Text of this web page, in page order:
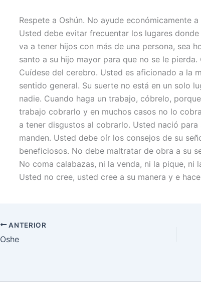
Respete a Oshún. No ayude económicamente
Usted debe evitar frecuentar los lugares
va a tener hijos con más de una persona, sea
santo a su hijo mayor para que no se le
Cuídese del cerebro. Usted es aficionado a la
sentido general. Su suerte no está en un solo
nadie. Cuando haga un trabajo, cóbrelo,
trabajo cobrarlo y en muchos casos no lo
a tener disgustos al cobrarlo. Usted nació
manden. Usted debe oír los consejos de su
beneficiosos. No debe maltratar de obra a su
No coma calabazas, ni la venda, ni la pique, ni
Usted no cree, usted cree a su manera y e
ANTERIOR
Oshe